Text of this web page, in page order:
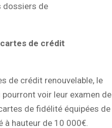
dossiers de
de crédit
de crédit renouvelable, le
voir leur examen de
de fidélité équipées de
hauteur de 10 000€.